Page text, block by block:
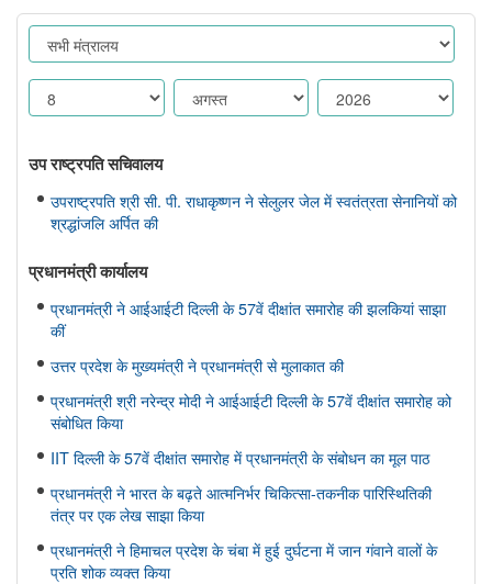
उप राष्ट्रपति सचिवालय
उपराष्ट्रपति श्री सी. पी. राधाकृष्णन ने सेलुलर जेल में स्वतंत्रता सेनानियों को
श्रद्धांजलि अर्पित की
प्रधानमंत्री कार्यालय
प्रधानमंत्री ने आईआईटी दिल्ली के 57वें दीक्षांत समारोह की झलकियां साझा
कीं
उत्तर प्रदेश के मुख्यमंत्री ने प्रधानमंत्री से मुलाकात की
प्रधानमंत्री श्री नरेन्द्र मोदी ने आईआईटी दिल्ली के 57वें दीक्षांत समारोह को
संबोधित किया
IIT दिल्ली के 57वें दीक्षांत समारोह में प्रधानमंत्री के संबोधन का मूल पाठ
प्रधानमंत्री ने भारत के बढ़ते आत्मनिर्भर चिकित्सा-तकनीक पारिस्थितिकी
तंत्र पर एक लेख साझा किया
प्रधानमंत्री ने हिमाचल प्रदेश के चंबा में हुई दुर्घटना में जान गंवाने वालों के
प्रति शोक व्यक्त किया